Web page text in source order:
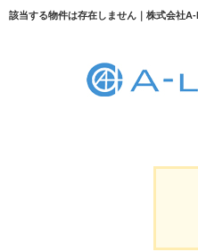
該当する物件は存在しません｜株式会社